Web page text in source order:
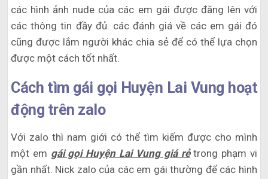
các hình ảnh nude của các em gái được đăng lên với
các thông tin đầy đủ. các đánh giá về các em gái đó
cũng được lắm người khác chia sẻ để có thể lựa chọn
được một cách tốt nhất.
Cách tìm gái gọi Huyện Lai Vung hoạt
động trên zalo
Với zalo thì nam giới có thể tìm kiếm được cho mình
một em gái gọi Huyện Lai Vung giá rẻtrong phạm vi
gần nhất. Nick zalo của các em gái thường để các hình